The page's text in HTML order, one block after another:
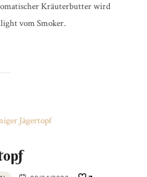
Kräuterbutter wird
vom Smoker.